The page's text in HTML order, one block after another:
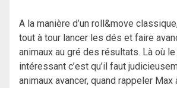
A la manière d’un roll&move
tout à tour lancer les dés et faire
animaux au gré des résultats. Là où
intéressant c’est qu’il faut
animaux avancer, quand rappeler Max